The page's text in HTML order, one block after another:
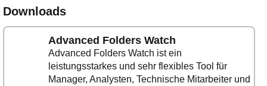
Downloads
Advanced Folders Watch
Advanced Folders Watch ist ein
leistungsstarkes und sehr flexibles Tool für
Manager, Analysten, Technische Mitarbeiter und
Email für Sie
Wie z.B. Outlook,
GMail, Thunderbird
oder auch
KuNoMail, usw.